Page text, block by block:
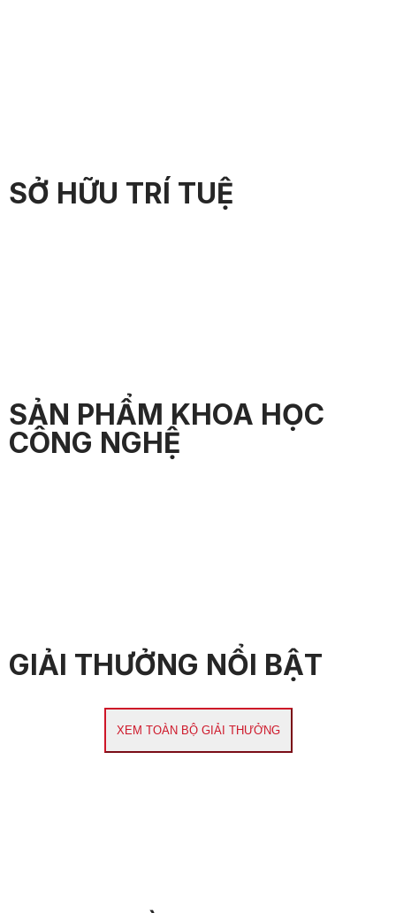
SỞ HỮU TRÍ TUỆ
SẢN PHẨM KHOA HỌC
CÔNG NGHỆ
GIẢI THƯỞNG NỔI BẬT
XEM TOÀN BỘ GIẢI THƯỞNG